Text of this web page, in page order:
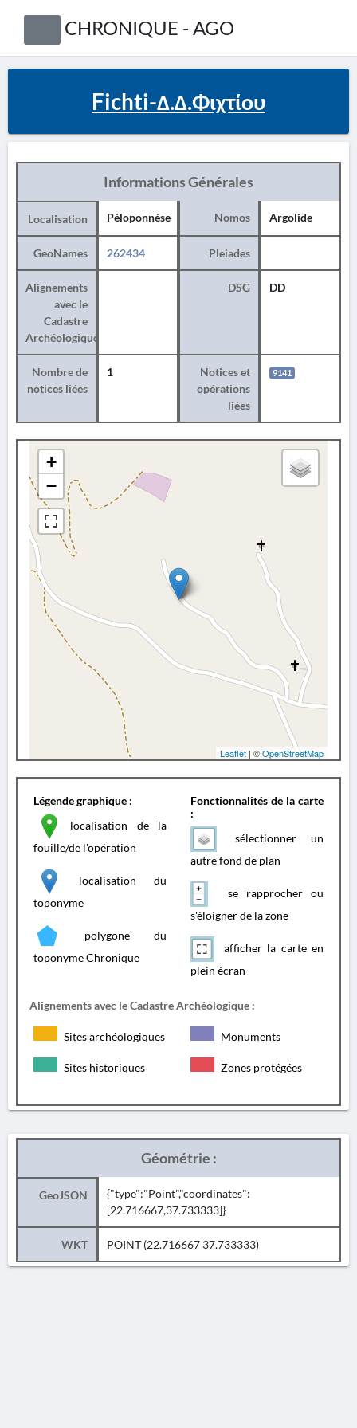
CHRONIQUE - AGO
Fichti-Δ.Δ.Φιχτίου
Informations Générales
Localisation Péloponnèse Nomos Argolide
GeoNames 262434 Pleiades
Alignements
avec le
Cadastre
Archéologique
DSG DD
Nombre de
notices liées
1
Notices et
opérations
liées
9141
+
−
Leaflet | ©OpenStreetMap
Légende graphique :
localisation de la
fouille/de l'opération
localisation du
toponyme
polygone du
toponyme Chronique
Fonctionnalités de la carte
:
sélectionner un
autre fond de plan
se rapprocher ou
s'éloigner de la zone
afficher la carte en
plein écran
Alignements avec le Cadastre Archéologique :
Sites archéologiques Monuments
Sites historiques Zones protégées
Géométrie :
GeoJSON
{"type":"Point","coordinates":
[22.716667,37.733333]}
WKT POINT (22.716667 37.733333)